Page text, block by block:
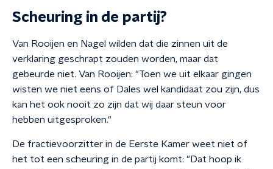
Scheuring in de partij?
Van Rooijen en Nagel wilden dat die zinnen uit de
verklaring geschrapt zouden worden, maar dat
gebeurde niet. Van Rooijen: "Toen we uit elkaar gingen
wisten we niet eens of Dales wel kandidaat zou zijn, dus
kan het ook nooit zo zijn dat wij daar steun voor
hebben uitgesproken."
De fractievoorzitter in de Eerste Kamer weet niet of
het tot een scheuring in de partij komt: "Dat hoop ik